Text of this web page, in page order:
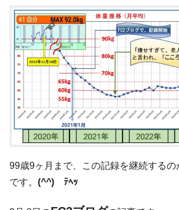
99歳9ヶ月まで、この記録を継続する
です。 (^^)ゞﾃﾍｯ